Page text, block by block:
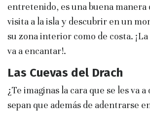
entretenido, es una buena manera
visita a la isla y descubrir en un
su zona interior como de costa.
va a encantar!.
Las Cuevas del Drach
¿Te imaginas la cara que se les va
sepan que además de adentrarse